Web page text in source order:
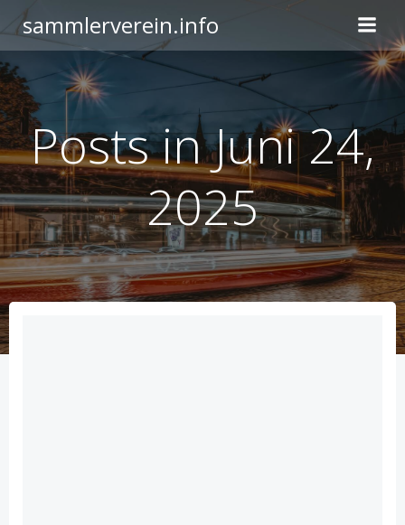
Inhalt
springen
sammlerverein.info
Posts in Juni 24,
2025